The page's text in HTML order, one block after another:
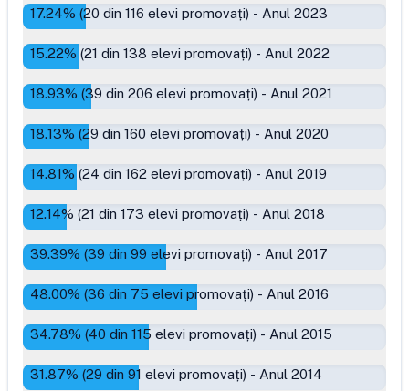
17.24% (20 din 116 elevi promovați) - Anul 2023
15.22% (21 din 138 elevi promovați) - Anul 2022
18.93% (39 din 206 elevi promovați) - Anul 2021
18.13% (29 din 160 elevi promovați) - Anul 2020
14.81% (24 din 162 elevi promovați) - Anul 2019
12.14% (21 din 173 elevi promovați) - Anul 2018
39.39% (39 din 99 elevi promovați) - Anul 2017
48.00% (36 din 75 elevi promovați) - Anul 2016
34.78% (40 din 115 elevi promovați) - Anul 2015
31.87% (29 din 91 elevi promovați) - Anul 2014